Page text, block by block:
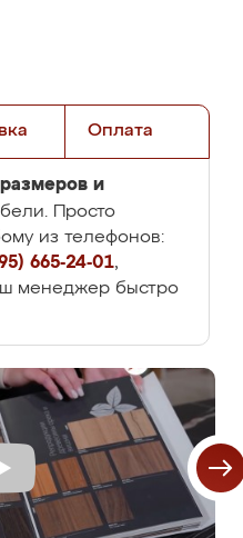
Оплата
размеров и
Просто
из телефонов:
665-24-01,
менеджер быстро